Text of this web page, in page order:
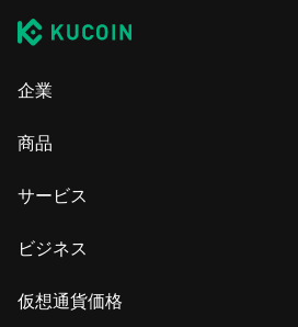
企業
商品
サービス
ビジネス
仮想通貨価格